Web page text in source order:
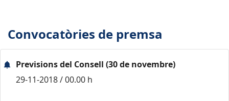
Convocatòries de premsa
Previsions del Consell (30 de novembre)
29-11-2018 / 00.00 h